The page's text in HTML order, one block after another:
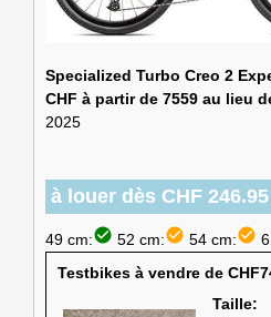
Specialized Turbo Creo 2
CHF à partir de 7559 au lieu
2025
à louer dès CHF
49 cm:check_circle 52 cm:check_circle 54 cm:check_circle
Testbikes à vendre de
Taille: